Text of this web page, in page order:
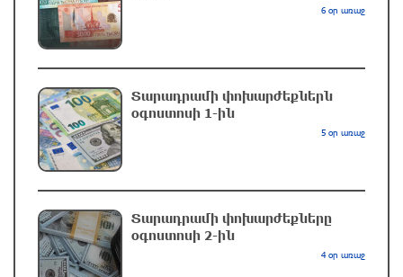
ՔՊ հնաբնակները խիստ հիասթափված են
«Եթե չկա տնտեսական ինքնիշխանություն,
ապա չի կարող լինել քաղաքական
ինքնիշխանություն. առաջիկա խոշորագույն
վտանգներից է գործազրկության և
աղքատության աճը». «Փաստ»
6 օր առաջ
Տարադրամի փոխարժեքներն
օգոստոսի 1-ին
5 օր առաջ
Տարադրամի փոխարժեքները
օգոստոսի 2-ին
4 օր առաջ